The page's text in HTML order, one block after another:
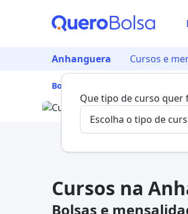
Anhanguera Cursos e
Bolsa de Estudo
Que tipo de curso quer
Cursos na
Bolsas e